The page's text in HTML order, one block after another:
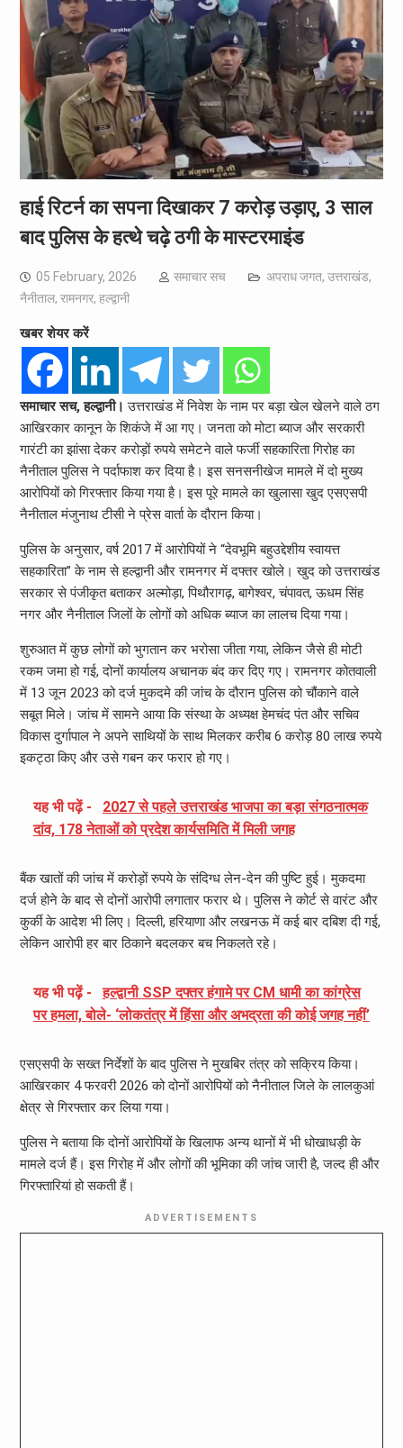
हाई रिटर्न का सपना दिखाकर 7 करोड़ उड़ाए, 3 साल
बाद पुलिस के हत्थे चढ़े ठगी के मास्टरमाइंड
05 February, 2026 समाचार सच अपराध जगत, उत्तराखंड,
नैनीताल, रामनगर, हल्द्वानी
खबर शेयर करें
समाचार सच, हल्द्वानी।उत्तराखंड में निवेश के नाम पर बड़ा खेल खेलने वाले ठग
आखिरकार कानून के शिकंजे में आ गए। जनता को मोटा ब्याज और सरकारी
गारंटी का झांसा देकर करोड़ों रुपये समेटने वाले फर्जी सहकारिता गिरोह का
नैनीताल पुलिस ने पर्दाफाश कर दिया है। इस सनसनीखेज मामले में दो मुख्य
आरोपियों को गिरफ्तार किया गया है। इस पूरे मामले का खुलासा खुद एसएसपी
नैनीताल मंजुनाथ टीसी ने प्रेस वार्ता के दौरान किया।
पुलिस के अनुसार, वर्ष 2017 में आरोपियों ने “देवभूमि बहुउद्देशीय स्वायत्त
सहकारिता” के नाम से हल्द्वानी और रामनगर में दफ्तर खोले। खुद को उत्तराखंड
सरकार से पंजीकृत बताकर अल्मोड़ा, पिथौरागढ़, बागेश्वर, चंपावत, ऊधम सिंह
नगर और नैनीताल जिलों के लोगों को अधिक ब्याज का लालच दिया गया।
शुरुआत में कुछ लोगों को भुगतान कर भरोसा जीता गया, लेकिन जैसे ही मोटी
रकम जमा हो गई, दोनों कार्यालय अचानक बंद कर दिए गए। रामनगर कोतवाली
में 13 जून 2023 को दर्ज मुकदमे की जांच के दौरान पुलिस को चौंकाने वाले
सबूत मिले। जांच में सामने आया कि संस्था के अध्यक्ष हेमचंद पंत और सचिव
विकास दुर्गापाल ने अपने साथियों के साथ मिलकर करीब 6 करोड़ 80 लाख रुपये
इकट्ठा किए और उसे गबन कर फरार हो गए।
यह भी पढ़ें -
2027 से पहले उत्तराखंड भाजपा का बड़ा संगठनात्मक
दांव, 178 नेताओं को प्रदेश कार्यसमिति में मिली जगह
बैंक खातों की जांच में करोड़ों रुपये के संदिग्ध लेन-देन की पुष्टि हुई। मुकदमा
दर्ज होने के बाद से दोनों आरोपी लगातार फरार थे। पुलिस ने कोर्ट से वारंट और
कुर्की के आदेश भी लिए। दिल्ली, हरियाणा और लखनऊ में कई बार दबिश दी गई,
लेकिन आरोपी हर बार ठिकाने बदलकर बच निकलते रहे।
यह भी पढ़ें -
हल्द्वानी SSP दफ्तर हंगामे पर CM धामी का कांग्रेस
पर हमला, बोले- ‘लोकतंत्र में हिंसा और अभद्रता की कोई जगह नहीं’
एसएसपी के सख्त निर्देशों के बाद पुलिस ने मुखबिर तंत्र को सक्रिय किया।
आखिरकार 4 फरवरी 2026 को दोनों आरोपियों को नैनीताल जिले के लालकुआं
क्षेत्र से गिरफ्तार कर लिया गया।
पुलिस ने बताया कि दोनों आरोपियों के खिलाफ अन्य थानों में भी धोखाधड़ी के
मामले दर्ज हैं। इस गिरोह में और लोगों की भूमिका की जांच जारी है, जल्द ही और
गिरफ्तारियां हो सकती हैं।
ADVERTISEMENTS